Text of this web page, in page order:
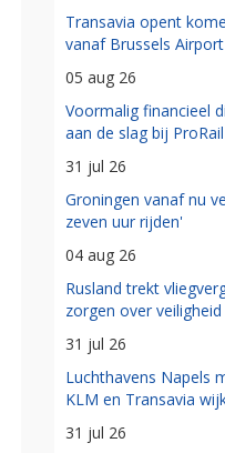
Transavia opent
vanaf Brussels Airport
05 aug 26
Voormalig financieel
aan de slag bij ProRail
31 jul 26
Groningen vanaf nu
zeven uur rijden'
04 aug 26
Rusland trekt
zorgen over veiligheid
31 jul 26
Luchthavens Napels
KLM en Transavia
31 jul 26